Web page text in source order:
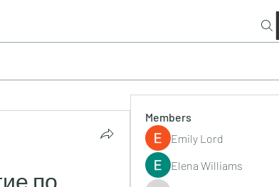
по
Members
Emily Lord
Elena Williams